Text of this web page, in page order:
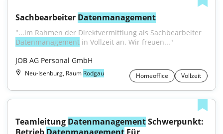
Sachbearbeiter Datenmanagement
Datenmanagement in Vollzeit an. Wir freuen..."
JOB AG Personal GmbH
Neu-Isenburg, Raum Rodgau Homeoffice Vollzeit
Teamleitung Datenmanagement Schwerpunkt: